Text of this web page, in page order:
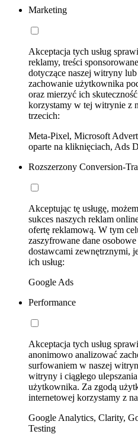
Marketing
Akceptacja tych usług
reklamy, treści
dotyczące naszej witryny
zachowanie użytkownika
oraz mierzyć ich
korzystamy w tej witrynie z
trzecich:
Meta-Pixel, Microsoft
oparte na kliknięciach, Ads
Rozszerzony Conversion-
Akceptując tę usługę,
sukces naszych reklam
ofertę reklamową. W tym
zaszyfrowane dane
dostawcami zewnętrznymi,
ich usług:
Google Ads
Performance
Akceptacja tych usług
anonimowo analizować
surfowaniem w naszej
witryny i ciągłego
użytkownika. Za zgodą
internetowej korzystamy z
Google Analytics, Clarity,
Testing